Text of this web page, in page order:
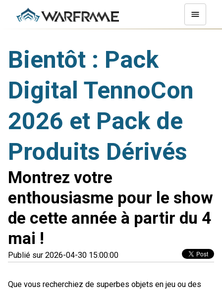
Bientôt : Pack
Digital TennoCon
2026 et Pack de
Produits Dérivés
Montrez votre
enthousiasme pour le show
de cette année à partir du 4
mai !
Publié sur 2026-04-30 15:00:00
Que vous recherchiez de superbes objets en jeu ou des